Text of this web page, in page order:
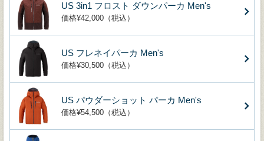
US 3in1 フロスト ダウンパーカ Men's
価格¥42,000（税込）
US フレネイパーカ Men's
価格¥30,500（税込）
US パウダーショット パーカ Men's
価格¥54,500（税込）